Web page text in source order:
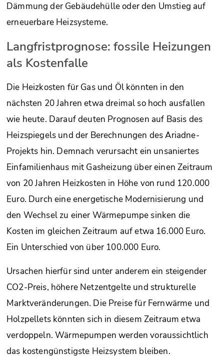
Dämmung der Gebäudehülle oder den Umstieg auf
erneuerbare Heizsysteme.
Langfristprognose: fossile Heizungen
als Kostenfalle
Die Heizkosten für Gas und Öl könnten in den
nächsten 20 Jahren etwa dreimal so hoch ausfallen
wie heute. Darauf deuten Prognosen auf Basis des
Heizspiegels und der Berechnungen des Ariadne-
Projekts hin. Demnach verursacht ein unsaniertes
Einfamilienhaus mit Gasheizung über einen Zeitraum
von 20 Jahren Heizkosten in Höhe von rund 120.000
Euro. Durch eine energetische Modernisierung und
den Wechsel zu einer Wärmepumpe sinken die
Kosten im gleichen Zeitraum auf etwa 16.000 Euro.
Ein Unterschied von über 100.000 Euro.
Ursachen hierfür sind unter anderem ein steigender
CO2-Preis, höhere Netzentgelte und strukturelle
Marktveränderungen. Die Preise für Fernwärme und
Holzpellets könnten sich in diesem Zeitraum etwa
verdoppeln. Wärmepumpen werden voraussichtlich
das kostengünstigste Heizsystem bleiben.